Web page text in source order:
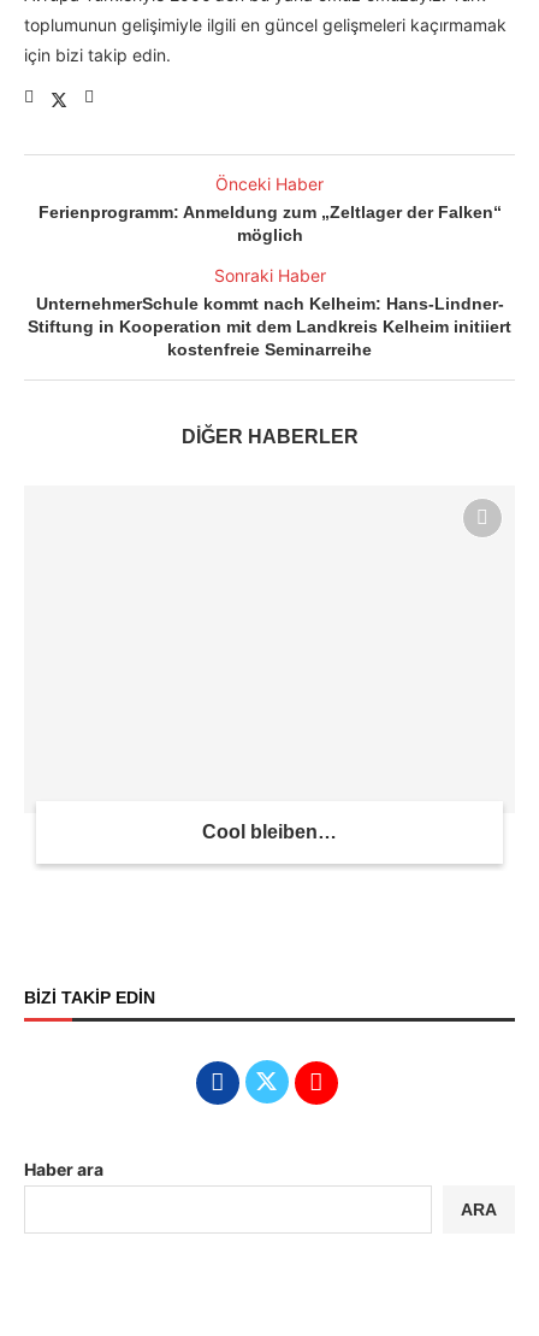
toplumunun gelişimiyle ilgili en güncel gelişmeleri kaçırmamak
için bizi takip edin.
Önceki Haber
Ferienprogramm: Anmeldung zum „Zeltlager der Falken“
möglich
Sonraki Haber
UnternehmerSchule kommt nach Kelheim: Hans-Lindner-
Stiftung in Kooperation mit dem Landkreis Kelheim initiiert
kostenfreie Seminarreihe
DİĞER HABERLER
Cool bleiben…
BİZİ TAKİP EDİN
Haber ara
ARA